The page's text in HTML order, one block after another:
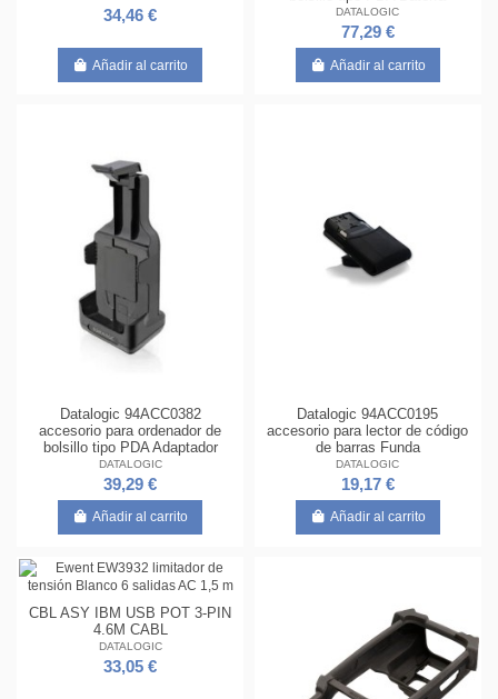
34,46 €
Añadir al carrito
DATALOGIC
77,29 €
Añadir al carrito
Datalogic 94ACC0382
accesorio para ordenador de
bolsillo tipo PDA Adaptador
DATALOGIC
39,29 €
Añadir al carrito
Datalogic 94ACC0195
accesorio para lector de código
de barras Funda
DATALOGIC
19,17 €
Añadir al carrito
CBL ASY IBM USB POT 3-PIN
4.6M CABL
DATALOGIC
33,05 €